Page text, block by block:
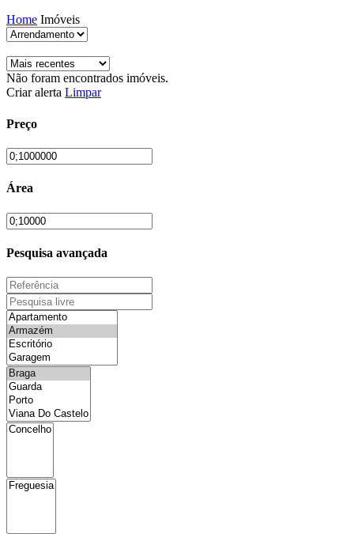
Home Imóveis
Não foram encontrados imóveis.
Criar alerta Limpar
Preço
Área
Pesquisa avançada